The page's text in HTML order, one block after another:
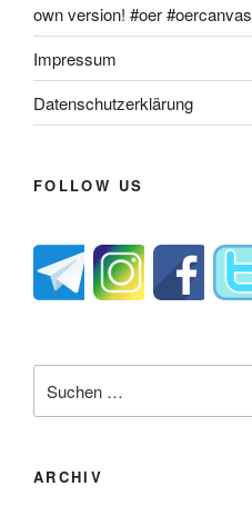
own version! #oer #oercanvas
Impressum
Datenschutzerklärung
FOLLOW US
nach:
ARCHIV